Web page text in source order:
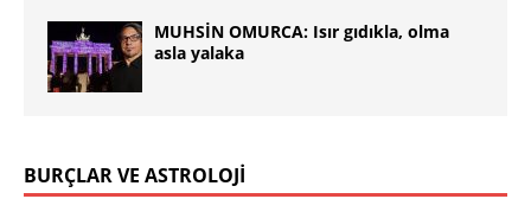
MUHSİN OMURCA: Isır gıdıkla, olma
asla yalaka
BURÇLAR VE ASTROLOJİ